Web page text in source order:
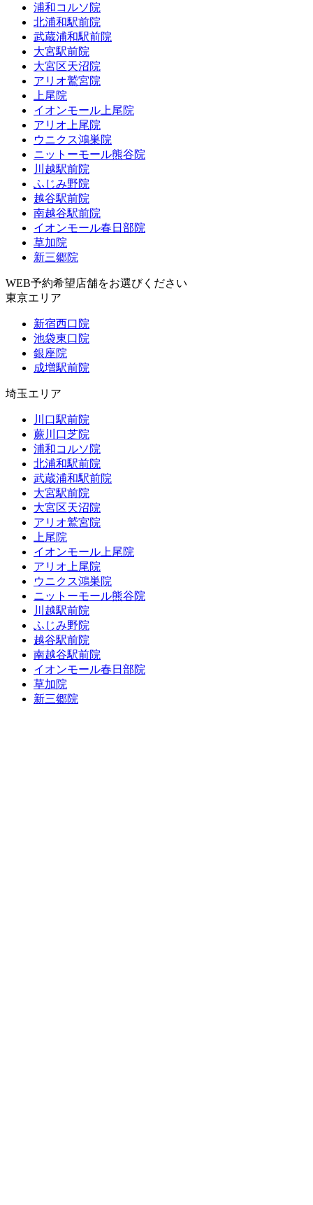
浦和コルソ院
北浦和駅前院
武蔵浦和駅前院
大宮駅前院
大宮区天沼院
アリオ鷲宮院
上尾院
イオンモール上尾院
アリオ上尾院
ウニクス鴻巣院
ニットーモール熊谷院
川越駅前院
ふじみ野院
越谷駅前院
南越谷駅前院
イオンモール春日部院
草加院
新三郷院
WEB予約希望店舗をお選びください
東京エリア
新宿西口院
池袋東口院
銀座院
成増駅前院
埼玉エリア
川口駅前院
蕨川口芝院
浦和コルソ院
北浦和駅前院
武蔵浦和駅前院
大宮駅前院
大宮区天沼院
アリオ鷲宮院
上尾院
イオンモール上尾院
アリオ上尾院
ウニクス鴻巣院
ニットーモール熊谷院
川越駅前院
ふじみ野院
越谷駅前院
南越谷駅前院
イオンモール春日部院
草加院
新三郷院